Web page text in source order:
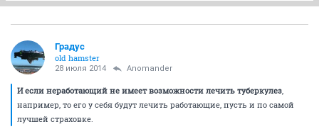
Градус
old hamster
28 июля 2014 Anomander
И если неработающий не имеет возможности лечить туберкулез,
например, то его у себя будут лечить работающие, пусть и по самой
лучшей страховке.